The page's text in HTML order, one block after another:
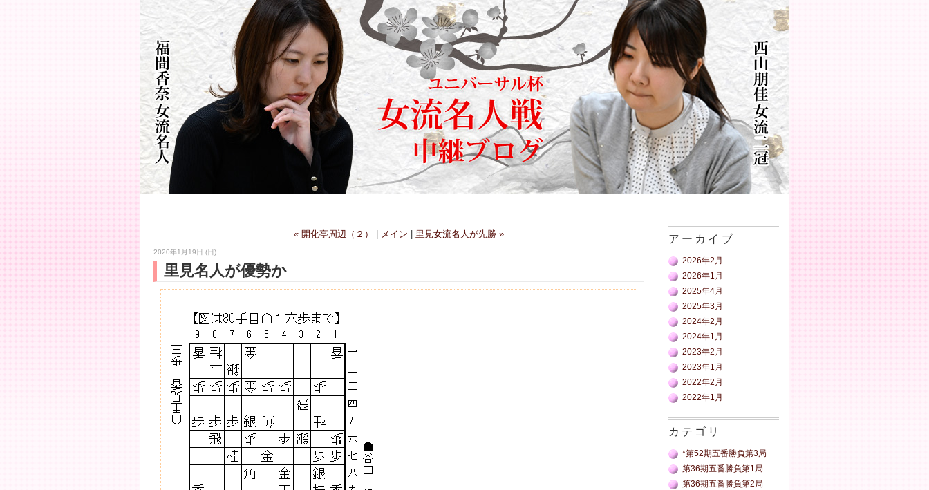
« 開化亭周辺（２） メイン 里見女流名人が先勝 »
2020年1月19日 (日)
里見名人が優勢か
アーカイブ
2026年2月
2026年1月
2025年4月
2025年3月
2024年2月
2024年1月
2023年2月
2023年1月
2022年2月
2022年1月
カテゴリ
*第52期五番勝負第3局
第36期五番勝負第1局
第36期五番勝負第2局